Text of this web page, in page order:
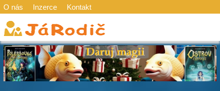
O nás Inzerce Kontakt